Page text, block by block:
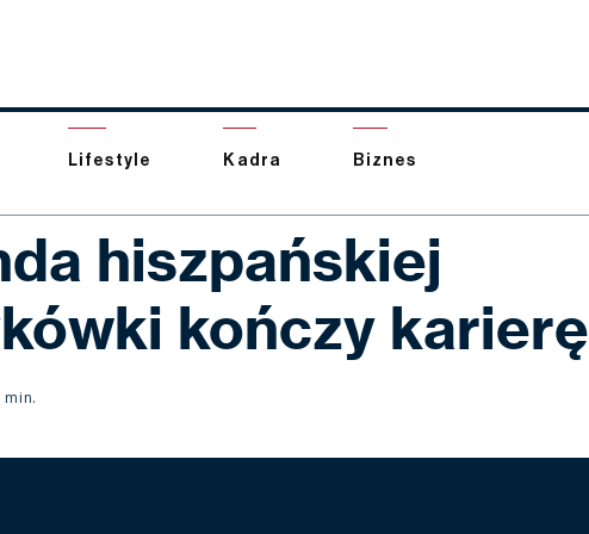
Lifestyle Kadra Biznes
hiszpańskiej
kończy karierę
min.